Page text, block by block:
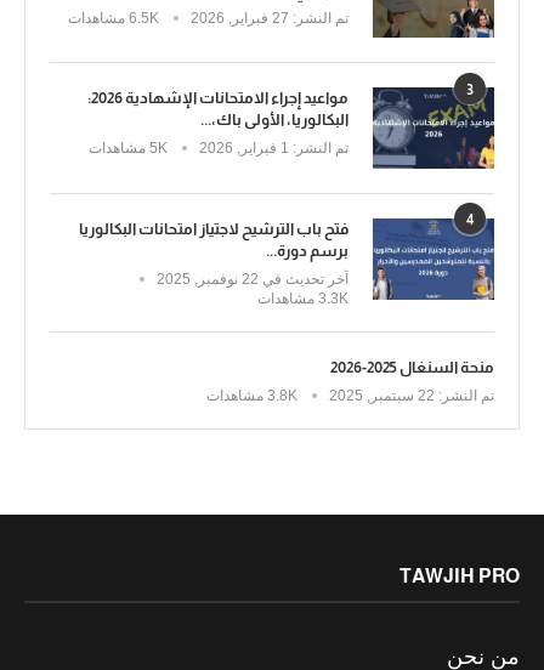
تم النشر: 6.5K مشاهدات
3
مواعيد إجراء الامتحانات الإشهادية 2026:
البكالوريا، الأولى باك،...
تم النشر: 5K مشاهدات
4
فتح باب الترشيح لاجتياز امتحانات البكالوريا
برسم دورة...
آخر تحديث في
3.3K مشاهدات
منحة السنغال 2025-2026
تم النشر: 3.8K مشاهدات
TAWJIH PRO
من نحن